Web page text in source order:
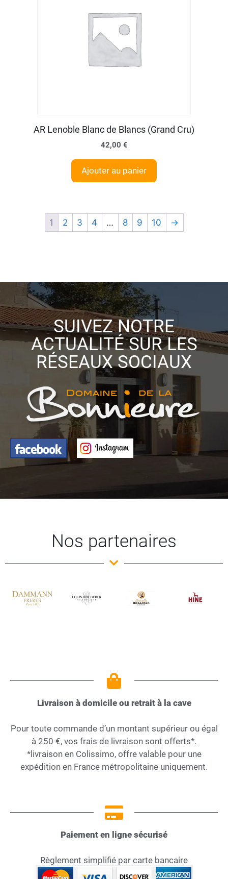
AR Lenoble Blanc de Blancs (Grand Cru)
42,00 €
Ajouter au panier
1 2 3 4 … 8 9 10 →
SUIVEZ NOTRE
ACTUALITÉ SUR LES
RÉSEAUX SOCIAUX
Nos partenaires
Livraison à domicile ou retrait à la cave
Pour toute commande d’un montant supérieur ou égal
à 250 €, vos frais de livraison sont offerts*.
*livraison en Colissimo, offre valable pour une
expédition en France métropolitaine uniquement.
Paiement en ligne sécurisé
Règlement simplifié par carte bancaire